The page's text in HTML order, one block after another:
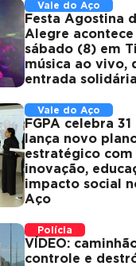
Vale do Aço
Festa Agostina
Alegre acontece
sábado (8) em
música ao vivo,
entrada solidária
Vale do Aço
FGPA celebra 31
lança novo
estratégico com
inovação,
impacto social
Aço
Polícia
VÍDEO:
controle e